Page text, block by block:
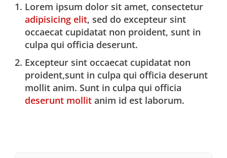
Lorem ipsum dolor sit amet, consectetur
adipisicing elit, sed do excepteur sint
occaecat cupidatat non proident, sunt in
culpa qui officia deserunt.
Excepteur sint occaecat cupidatat non
proident,sunt in culpa qui officia deserunt
mollit anim. Sunt in culpa qui officia
deserunt mollit anim id est laborum.